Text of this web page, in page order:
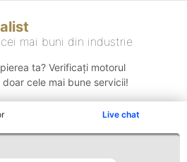
Live chat
mai buni din industrie
ta? Verificați motorul
cele mai bune servicii!